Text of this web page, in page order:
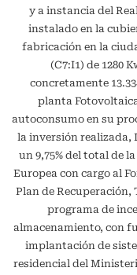
y a instancia del
instalado en la
fabricación en la
(C7:I1) de 1280
concretamente
planta
autoconsumo en su
la inversión realizada,
un 9,75% del total de
Europea con cargo al
Plan de
programa de
almacenamiento, con
implantación de
residencial del